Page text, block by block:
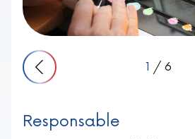
1 / 6
Responsable